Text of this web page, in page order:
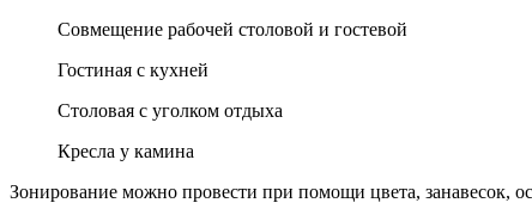
Совмещение рабочей столовой и гостевой
Гостиная с кухней
Столовая с уголком отдыха
Кресла у камина
Зонирование можно провести при помощи цвета, занавесок,